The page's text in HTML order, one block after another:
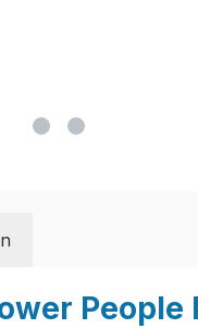
People